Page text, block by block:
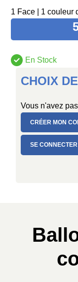
1 Face | 1 couleur
En Stock
CHOIX
Vous n'avez
CRÉER MON
SE CONNECTER